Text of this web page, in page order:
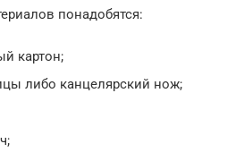
понадобятся:
картон;
либо канцелярский нож;